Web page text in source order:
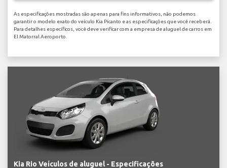
As especificações mostradas são apenas para fins informativos, não podemos
garantir o modelo exato do veículo Kia Picanto e as especificações que você receberá.
Para detalhes específicos, você deve verificar com a empresa de aluguel de carros em
El Matorral Aeroporto.
Kia Rio Veículos de aluguel - Especificações